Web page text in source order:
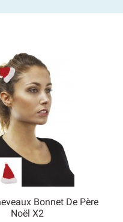
Bonnet De Père
Noël X2
Aperçu rapide